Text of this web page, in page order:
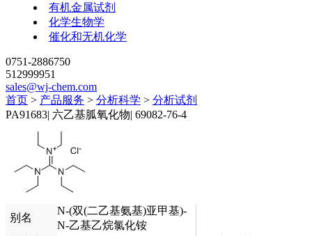
有机金属试剂
化学生物学
催化和无机化学
0751-2886750
512999951
sales@wj-chem.com
首页 > 产品服务 > 分析科学 > 分析试剂
PA91683| 六乙基胍氧化物| 69082-76-4
别名
N-(双(二乙基氨基)亚甲基)-
N-乙基乙烷氯化铵